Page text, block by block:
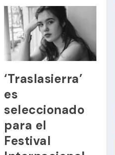
‘Traslasierra’
es
seleccionado
para el
Festival